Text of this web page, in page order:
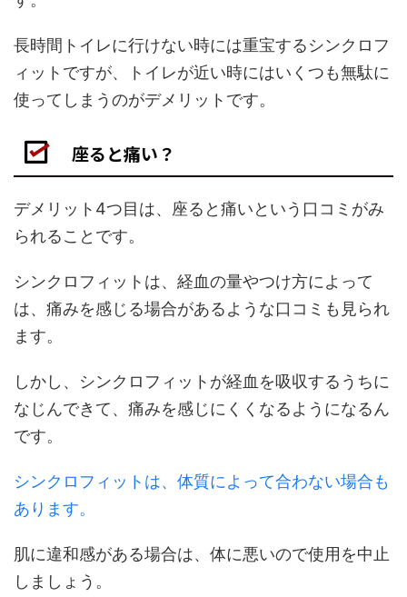
長時間トイレに行けない時には重宝するシンクロフ
ィットですが、トイレが近い時にはいくつも無駄に
使ってしまうのがデメリットです。
座ると痛い？
デメリット4つ目は、座ると痛いという口コミがみ
られることです。
シンクロフィットは、経血の量やつけ方によって
は、痛みを感じる場合があるような口コミも見られ
ます。
しかし、シンクロフィットが経血を吸収するうちに
なじんできて、痛みを感じにくくなるようになるん
です。
シンクロフィットは、体質によって合わない場合も
あります。
肌に違和感がある場合は、体に悪いので使用を中止
しましょう。